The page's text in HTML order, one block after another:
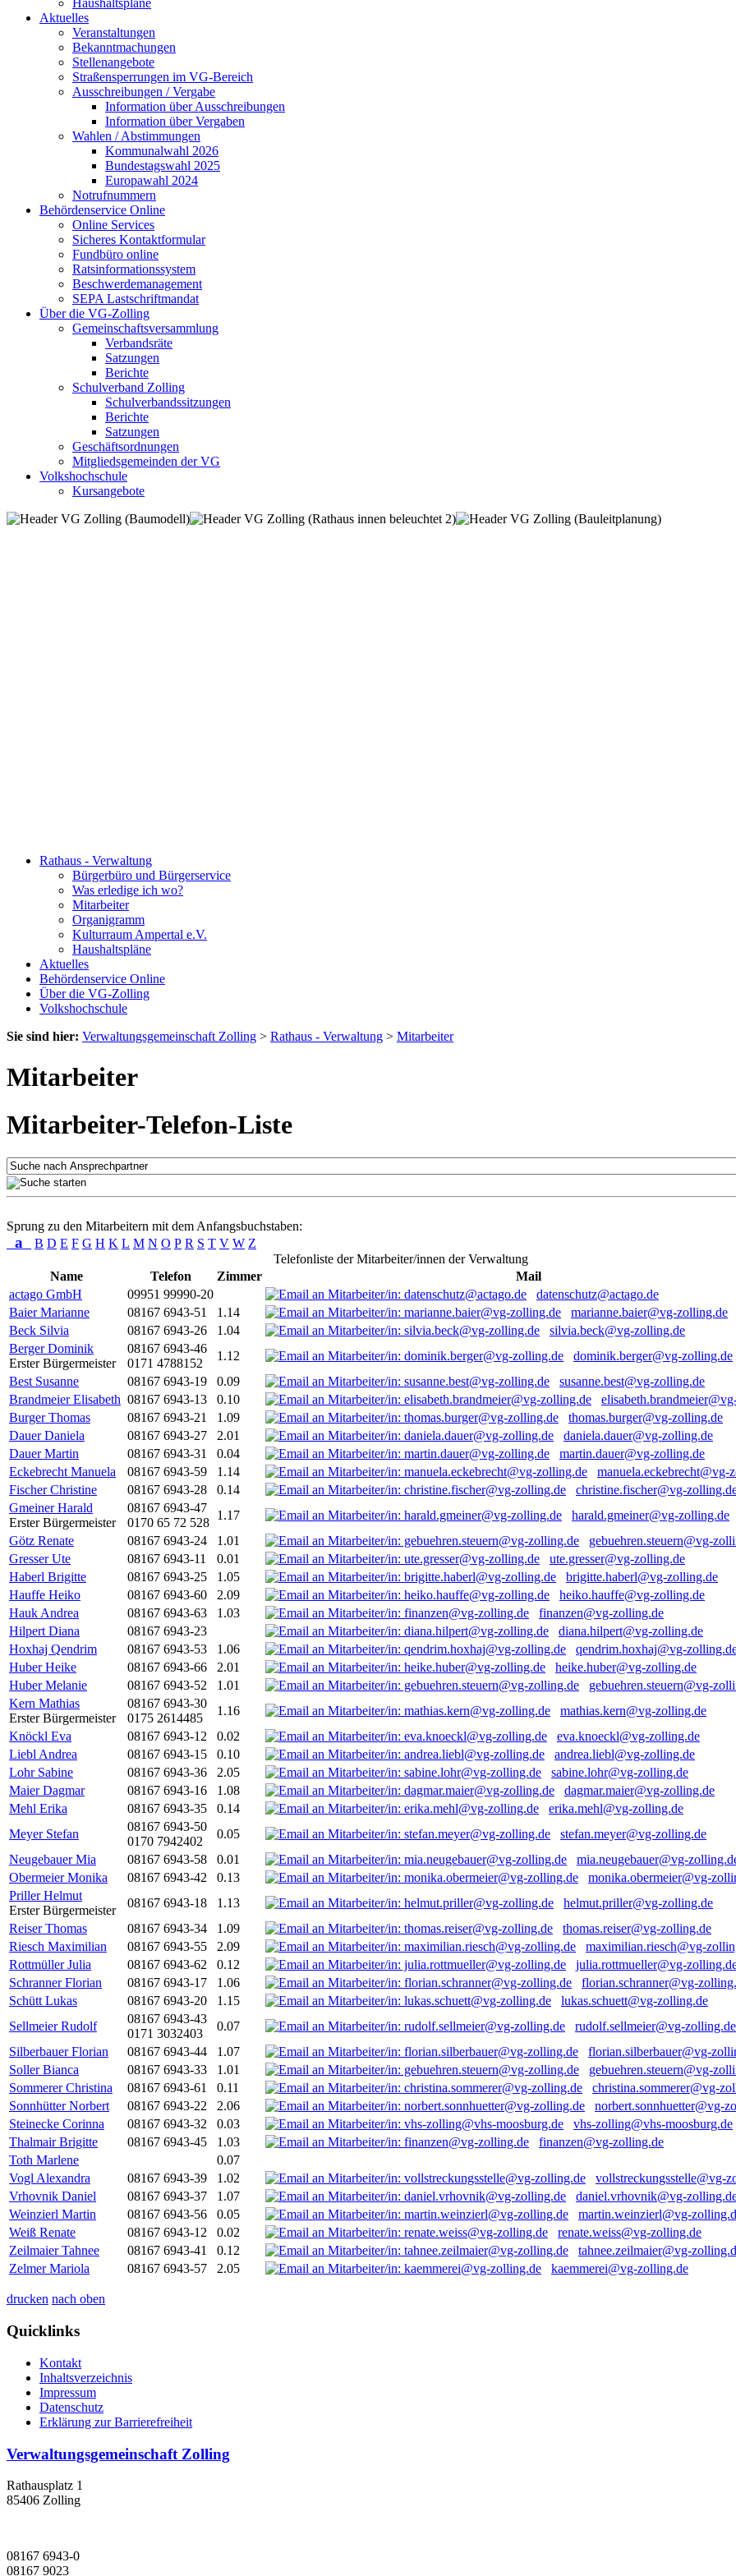
Haushaltspläne
Aktuelles
Veranstaltungen
Bekanntmachungen
Stellenangebote
Straßensperrungen im VG-Bereich
Ausschreibungen / Vergabe
Information über Ausschreibungen
Information über Vergaben
Wahlen / Abstimmungen
Kommunalwahl 2026
Bundestagswahl 2025
Europawahl 2024
Notrufnummern
Behördenservice Online
Online Services
Sicheres Kontaktformular
Fundbüro online
Ratsinformationssystem
Beschwerdemanagement
SEPA Lastschriftmandat
Über die VG-Zolling
Gemeinschaftsversammlung
Verbandsräte
Satzungen
Berichte
Schulverband Zolling
Schulverbandssitzungen
Berichte
Satzungen
Geschäftsordnungen
Mitgliedsgemeinden der VG
Volkshochschule
Kursangebote
Rathaus - Verwaltung
Bürgerbüro und Bürgerservice
Was erledige ich wo?
Mitarbeiter
Organigramm
Kulturraum Ampertal e.V.
Haushaltspläne
Aktuelles
Behördenservice Online
Über die VG-Zolling
Volkshochschule
Sie sind hier: Verwaltungsgemeinschaft Zolling > Rathaus - Verwaltung > Mitarbeiter
Mitarbeiter
Mitarbeiter-Telefon-Liste
Sprung zu den Mitarbeitern mit dem Anfangsbuchstaben:
a B D E F G H K L M N O P R S T V W Z
Telefonliste der Mitarbeiter/innen der Verwaltung
Name
Telefon Zimmer
Mail
actago GmbH
09951 99990-20
datenschutz@actago.de
Baier Marianne
08167 6943-51 1.14
marianne.baier@vg-zolling.de
Beck Silvia
08167 6943-26 1.04
silvia.beck@vg-zolling.de
Berger Dominik
Erster Bürgermeister
08167 6943-46
0171 4788152
1.12
dominik.berger@vg-zolling.de
Best Susanne
08167 6943-19 0.09
susanne.best@vg-zolling.de
Brandmeier Elisabeth 08167 6943-13 0.10
Burger Thomas
08167 6943-21 1.09
thomas.burger@vg-zolling.de
Dauer Daniela
08167 6943-27 2.01
daniela.dauer@vg-zolling.de
Dauer Martin
08167 6943-31 0.04
martin.dauer@vg-zolling.de
Eckebrecht Manuela
08167 6943-59 1.14
manuela.eckebrecht@vg-
Fischer Christine
08167 6943-28 0.14
christine.fischer@vg-
Gmeiner Harald
Erster Bürgermeister
08167 6943-47
0170 65 72 528
1.17
harald.gmeiner@vg-zolling.de
Götz Renate
08167 6943-24 1.01
gebuehren.steuern@vg-
Gresser Ute
08167 6943-11 0.01
ute.gresser@vg-zolling.de
Haberl Brigitte
08167 6943-25 1.05
brigitte.haberl@vg-zolling.de
Hauffe Heiko
08167 6943-60 2.09
heiko.hauffe@vg-zolling.de
Hauk Andrea
08167 6943-63 1.03
finanzen@vg-zolling.de
Hilpert Diana
08167 6943-23
diana.hilpert@vg-zolling.de
Hoxhaj Qendrim
08167 6943-53 1.06
qendrim.hoxhaj@vg-
Huber Heike
08167 6943-66 2.01
heike.huber@vg-zolling.de
Huber Melanie
08167 6943-52 1.01
gebuehren.steuern@vg-
Kern Mathias
Erster Bürgermeister
08167 6943-30
0175 2614485
1.16
mathias.kern@vg-zolling.de
Knöckl Eva
08167 6943-12 0.02
eva.knoeckl@vg-zolling.de
Liebl Andrea
08167 6943-15 0.10
andrea.liebl@vg-zolling.de
Lohr Sabine
08167 6943-36 2.05
sabine.lohr@vg-zolling.de
Maier Dagmar
08167 6943-16 1.08
dagmar.maier@vg-zolling.de
Mehl Erika
08167 6943-35 0.14
erika.mehl@vg-zolling.de
Meyer Stefan
08167 6943-50
0170 7942402
0.05
stefan.meyer@vg-zolling.de
Neugebauer Mia
08167 6943-58 0.01
mia.neugebauer@vg-
Obermeier Monika
08167 6943-42 0.13
monika.obermeier@vg-
Priller Helmut
Erster Bürgermeister
08167 6943-18 1.13
helmut.priller@vg-zolling.de
Reiser Thomas
08167 6943-34 1.09
thomas.reiser@vg-zolling.de
Riesch Maximilian
08167 6943-55 2.09
maximilian.riesch@vg-
Rottmüller Julia
08167 6943-62 0.12
julia.rottmueller@vg-
Schranner Florian
08167 6943-17 1.06
florian.schranner@vg-
Schütt Lukas
08167 6943-20 1.15
lukas.schuett@vg-zolling.de
Sellmeier Rudolf
08167 6943-43
0171 3032403
0.07
rudolf.sellmeier@vg-zolling.de
Silberbauer Florian
08167 6943-44 1.07
florian.silberbauer@vg-
Soller Bianca
08167 6943-33 1.01
gebuehren.steuern@vg-
Sommerer Christina
08167 6943-61 0.11
christina.sommerer@vg-
Sonnhütter Norbert
08167 6943-22 2.06
norbert.sonnhuetter@vg-
Steinecke Corinna
08167 6943-32 0.03
vhs-zolling@vhs-moosburg.de
Thalmair Brigitte
08167 6943-45 1.03
finanzen@vg-zolling.de
Toth Marlene
0.07
Vogl Alexandra
08167 6943-39 1.02
vollstreckungsstelle@vg-
Vrhovnik Daniel
08167 6943-37 1.07
daniel.vrhovnik@vg-
Weinzierl Martin
08167 6943-56 0.05
martin.weinzierl@vg-
Weiß Renate
08167 6943-12 0.02
renate.weiss@vg-zolling.de
Zeilmaier Tahnee
08167 6943-41 0.12
tahnee.zeilmaier@vg-
Zelmer Mariola
08167 6943-57 2.05 kaemmerei@vg-zolling.de
drucken nach oben
Quicklinks
Kontakt
Inhaltsverzeichnis
Impressum
Datenschutz
Erklärung zur Barrierefreiheit
Verwaltungsgemeinschaft Zolling
Rathausplatz 1
85406 Zolling
08167 6943-0
08167 9023